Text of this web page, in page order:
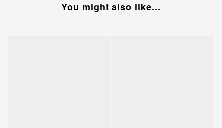
You might also like...